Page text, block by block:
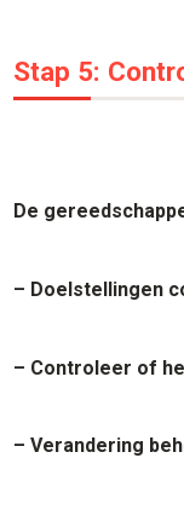
Stap 5:
De
– Doelstellingen
– Controleer of
– Verandering